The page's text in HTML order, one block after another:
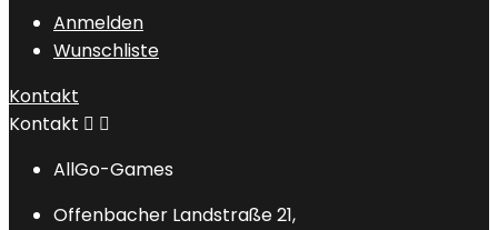
Anmelden
Wunschliste
Kontakt
Kontakt  
AllGo-Games
Offenbacher Landstraße 21,